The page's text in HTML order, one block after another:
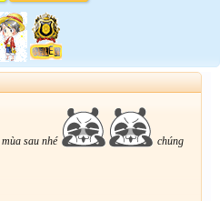
mùa sau nhé chúng